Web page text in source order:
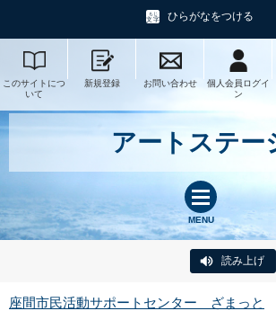
ひらがなをつける
このサイトにつ
いて
新規登録 お問い合わせ
個人会員ログイ
ン
アートステー
MENU
読み上げ
座間市民活動サポートセンター ざまっと